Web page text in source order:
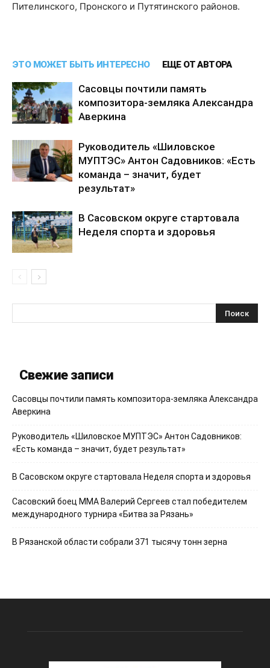
Пителинского, Пронского и Путятинского районов.
ЭТО МОЖЕТ БЫТЬ ИНТЕРЕСНО ЕЩЕ ОТ АВТОРА
Сасовцы почтили память
композитора-земляка Александра
Аверкина
Руководитель «Шиловское
МУПТЭС» Антон Садовников: «Есть
команда – значит, будет
результат»
В Сасовском округе стартовала
Неделя спорта и здоровья
Свежие записи
Сасовцы почтили память композитора-земляка Александра
Аверкина
Руководитель «Шиловское МУПТЭС» Антон Садовников:
«Есть команда – значит, будет результат»
В Сасовском округе стартовала Неделя спорта и здоровья
Сасовский боец ММА Валерий Сергеев стал победителем
международного турнира «Битва за Рязань»
В Рязанской области собрали 371 тысячу тонн зерна